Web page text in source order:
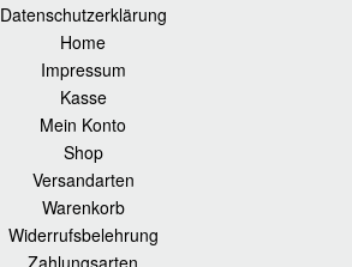
Datenschutzerklärung
Home
Impressum
Kasse
Mein Konto
Shop
Versandarten
Warenkorb
Widerrufsbelehrung
Zahlungsarten